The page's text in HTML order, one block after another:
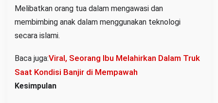
Melibatkan orang tua dalam mengawasi dan
membimbing anak dalam menggunakan teknologi
secara islami.
Baca juga:Viral, Seorang Ibu Melahirkan Dalam Truk
Saat Kondisi Banjir di Mempawah
Kesimpulan